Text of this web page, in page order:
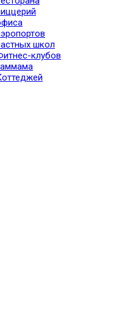
школ
клубов